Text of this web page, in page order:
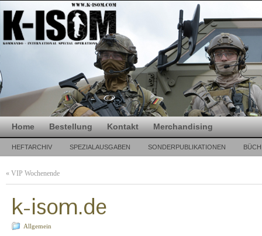
Home Bestellung Kontakt Merchandising
HEFTARCHIV SPEZIALAUSGABEN SONDERPUBLIKATIONEN
« VIP Wochenende
k-isom.de
Allgemein